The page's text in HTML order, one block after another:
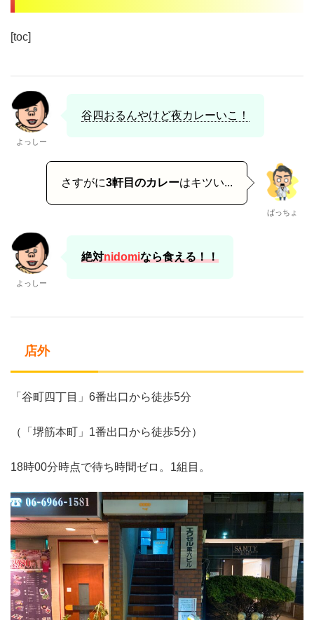
[toc]
よっしー
谷四おるんやけど夜カレーいこ！
さすがに3軒目のカレーはキツい...
ぱっちょ
よっしー
絶対nidomiなら食える！！
店外
「谷町四丁目」6番出口から徒歩5分
（「堺筋本町」1番出口から徒歩5分）
18時00分時点で待ち時間ゼロ。 1組目。